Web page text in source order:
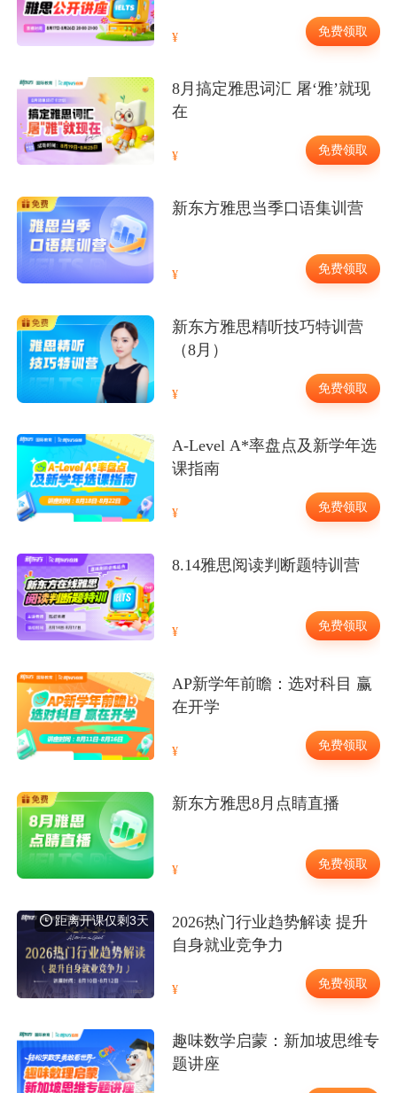
免费领取
8月搞定雅思词汇 屠‘雅’就现
在
免费领取
新东方雅思当季口语集训营
免费领取
新东方雅思精听技巧特训营
（8月）
免费领取
A-Level A*率盘点及新学年选
课指南
免费领取
8.14雅思阅读判断题特训营
免费领取
AP新学年前瞻：选对科目 赢
在开学
免费领取
新东方雅思8月点睛直播
免费领取
距离开课仅剩3天
2026热门行业趋势解读 提升
自身就业竞争力
免费领取
趣味数学启蒙：新加坡思维专
题讲座